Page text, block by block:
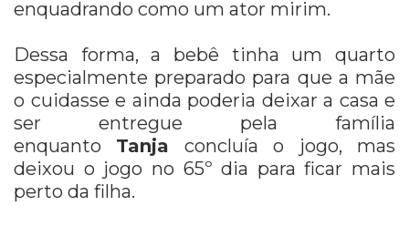
enquadrando como um ator mirim.
Dessa forma, a bebê tinha um quarto
especialmente preparado para que a mãe
o cuidasse e ainda poderia deixar a casa e
ser entregue pela família
enquanto Tanja concluía o jogo, mas
deixou o jogo no 65º dia para ficar mais
perto da filha.